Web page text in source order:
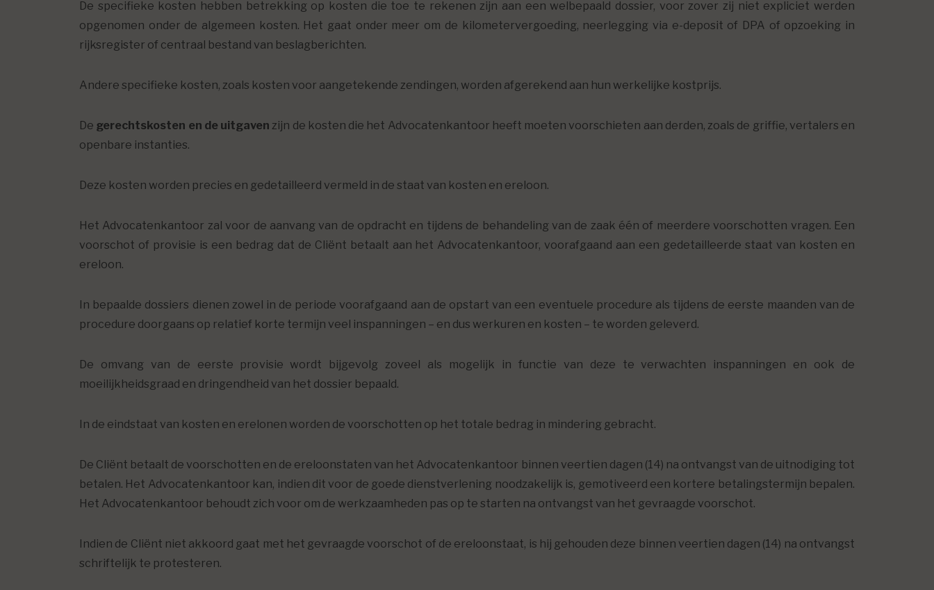
De specifieke kosten hebben betrekking op kosten die toe te rekenen zijn aan een welbepaald dossier, voor zover zij niet expliciet werden
opgenomen onder de algemeen kosten. Het gaat onder meer om de kilometervergoeding, neerlegging via e-deposit of DPA of opzoeking in
rijksregister of centraal bestand van beslagberichten.
Andere specifieke kosten, zoals kosten voor aangetekende zendingen, worden afgerekend aan hun werkelijke kostprijs.
De gerechtskosten en de uitgaven zijn de kosten die het Advocatenkantoor heeft moeten voorschieten aan derden, zoals de griffie, vertalers en
openbare instanties.
Deze kosten worden precies en gedetailleerd vermeld in de staat van kosten en ereloon.
Het Advocatenkantoor zal voor de aanvang van de opdracht en tijdens de behandeling van de zaak één of meerdere voorschotten vragen. Een
voorschot of provisie is een bedrag dat de Cliënt betaalt aan het Advocatenkantoor, voorafgaand aan een gedetailleerde staat van kosten en
ereloon.
In bepaalde dossiers dienen zowel in de periode voorafgaand aan de opstart van een eventuele procedure als tijdens de eerste maanden van de
procedure doorgaans op relatief korte termijn veel inspanningen – en dus werkuren en kosten – te worden geleverd.
De omvang van de eerste provisie wordt bijgevolg zoveel als mogelijk in functie van deze te verwachten inspanningen en ook de
moeilijkheidsgraad en dringendheid van het dossier bepaald.
In de eindstaat van kosten en erelonen worden de voorschotten op het totale bedrag in mindering gebracht.
De Cliënt betaalt de voorschotten en de ereloonstaten van het Advocatenkantoor binnen veertien dagen (14) na ontvangst van de uitnodiging tot
betalen. Het Advocatenkantoor kan, indien dit voor de goede dienstverlening noodzakelijk is, gemotiveerd een kortere betalingstermijn bepalen.
Het Advocatenkantoor behoudt zich voor om de werkzaamheden pas op te starten na ontvangst van het gevraagde voorschot.
Indien de Cliënt niet akkoord gaat met het gevraagde voorschot of de ereloonstaat, is hij gehouden deze binnen veertien dagen (14) na ontvangst
schriftelijk te protesteren.